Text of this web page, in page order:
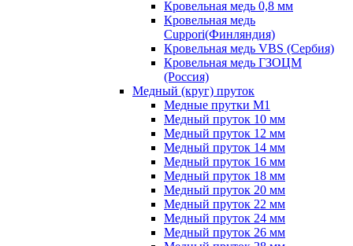
Кровельная медь 0,8 мм
Кровельная медь
Cuppori(Финляндия)
Кровельная медь VBS (Сербия)
Кровельная медь ГЗОЦМ
(Россия)
Медный (круг) пруток
Медные прутки М1
Медный пруток 10 мм
Медный пруток 12 мм
Медный пруток 14 мм
Медный пруток 16 мм
Медный пруток 18 мм
Медный пруток 20 мм
Медный пруток 22 мм
Медный пруток 24 мм
Медный пруток 26 мм